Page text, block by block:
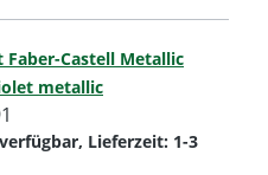
Faber-Castell Metallic
metallic
Lieferzeit: 1-3